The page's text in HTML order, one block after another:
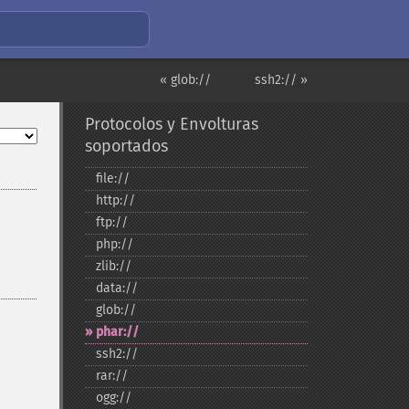
ssh2:// »
« glob://
Protocolos y Envolturas
soportados
file://
http://
ftp://
php://
zlib://
data://
glob://
phar://
ssh2://
rar://
ogg://